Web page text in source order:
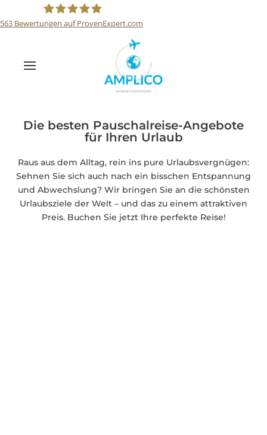
Reisebüro Amplico
563 Bewertungen auf ProvenExpert.com
Die besten Pauschalreise-Angebote
für Ihren Urlaub
Raus aus dem Alltag, rein ins pure Urlaubsvergnügen:
Sehnen Sie sich auch nach ein bisschen Entspannung
und Abwechslung? Wir bringen Sie an die schönsten
Urlaubsziele der Welt – und das zu einem attraktiven
Preis. Buchen Sie jetzt Ihre perfekte Reise!